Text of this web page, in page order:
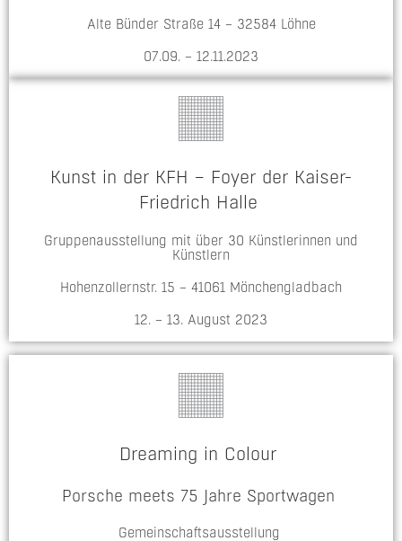
Alte Bünder Straße 14 – 32584 Löhne
07.09. – 12.11.2023
Kunst in der KFH – Foyer der Kaiser-
Friedrich Halle
Gruppenausstellung mit über 30 Künstlerinnen und
Künstlern
Hohenzollernstr. 15 – 41061 Mönchengladbach
12. – 13. August 2023
Dreaming in Colour
Porsche meets 75 Jahre Sportwagen
Gemeinschaftsausstellung